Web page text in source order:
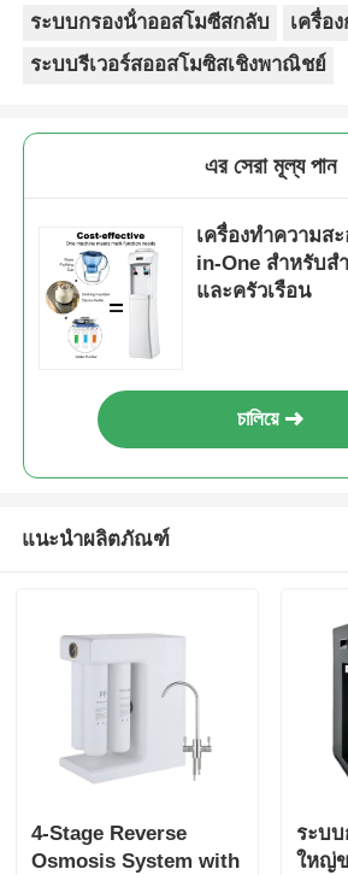
complaints from customers,
returns. Great product to carry!
ระบบกรองน้ําออสโมซีสกลับ
เครื่อ
ระบบรีเวอร์สออสโมซิสเชิงพาณิชย์
এর সেরা মূল্য পান
เครื่องทําความส
in-One สําหรับสํ
และครัวเรือน
চালিয়ে
แนะนำผลิตภัณฑ์
4-Stage Reverse
Osmosis System with
ระบ
ใหญ่